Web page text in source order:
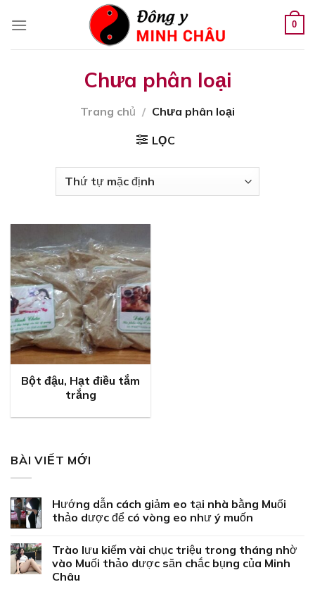
0
Chưa phân loại
Trang chủ / Chưa phân loại
LỌC
Bột đậu, Hạt điều tắm
trắng
BÀI VIẾT MỚI
Hướng dẫn cách giảm eo tại nhà bằng Muối
thảo dược để có vòng eo như ý muốn
Trào lưu kiếm vài chục triệu trong tháng nhờ
vào Muối thảo dược săn chắc bụng của Minh
Châu